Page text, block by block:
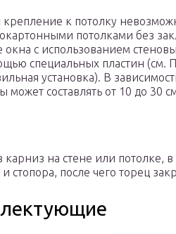
крепление к потолку
потолками без
окна с использованием
специальных пластин (см.
установка). В
может составлять от 10 до 30
карниз на стене или потолке,
стопора, после чего торец